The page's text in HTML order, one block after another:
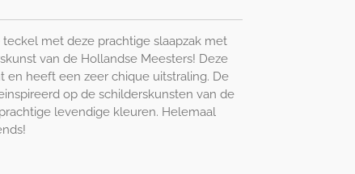
teckel met deze prachtige slaapzak met
van de Hollandse Meesters! Deze
en heeft een zeer chique uitstraling. De
op de schilderskunsten van de
levendige kleuren. Helemaal